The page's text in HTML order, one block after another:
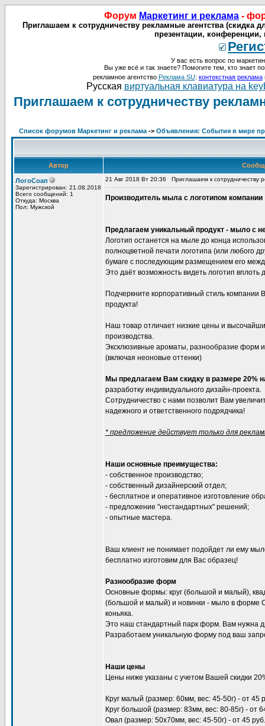
Форум Маркетинг и реклама -
Приглашаем к сотрудничеству рекламные агентства
презентации,
У вас есть вопрос по
Вы уже всё и так знаете? Помогите тем, кто знает
рекламное агентство Реклама SU: контекстная реклама
Русская виртуальная клавиатура на
Приглашаем к сотрудничеству
Список форумов Маркетинг и реклама -> Объявления: События в мире
Автор
ЛогоСоап
Зарегистрирован: 21.08.2018
Всего сообщений: 1
Откуда: Москва
Пол: Мужской
21 Авг 2018 Вт 20:36 Приглашаем к сотрудничеству
Производитель мыла с логотипом компании
Предлагаем уникальный продукт - мыло с
Логотип останется на мыле до конца
полноцветной печати логотипа (или любого
бумаге с последующим размещением его
Это даёт возможность видеть логотип
Подчеркните корпоративный стиль
продукта!
Наш товар отличает низкие цены и
производства.
Эксклюзивные ароматы, разнообразие форм
(включая неоновые оттенки)
Мы предлагаем Вам скидку в размере 20%
разработку индивидуального дизайн-проекта.
Сотрудничество с нами позволит Вам
надежного и ответственного подрядчика!
* предложение действует только для
Наши основные преимущества:
- собственное производство;
- собственный дизайнерский отдел;
- бесплатное и оперативное изготовление
- предложение "нестандартных" решений;
- опытные мастера.
Ваш клиент не понимает подойдет ли ему
бесплатно изготовим для Вас образец!
Разнообразие форм
Основные формы: круг (большой и малый),
(большой и малый) и новинки - мыло в форме
коньяка.
Это наш стандартный парк форм. Вам нужна
Разработаем уникальную форму под ваш
Наши цены
Цены ниже указаны с учетом Вашей скидки
Круг малый (размер: 60мм, вес: 45-50г) - от 45
Круг большой (размер: 83мм, вес: 80-85г) - от
Овал (размер: 50х70мм, вес: 45-50г) - от 45 руб.